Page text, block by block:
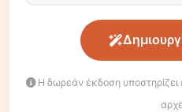
Η δωρεάν έκδοση